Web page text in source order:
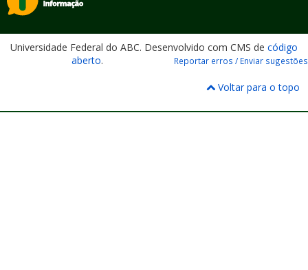
Universidade Federal do ABC. Desenvolvido com CMS de código
aberto. Reportar erros / Enviar sugestões
Voltar para o topo